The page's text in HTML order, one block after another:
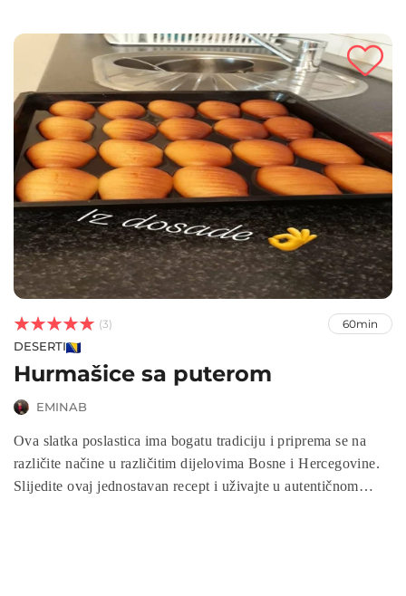


 (3) 60min
DESERTI
Hurmašice sa puterom
EMINAB
Ova slatka poslastica ima bogatu tradiciju i priprema se na
različite načine u različitim dijelovima Bosne i Hercegovine.
Slijedite ovaj jednostavan recept i uživajte u autentičnom